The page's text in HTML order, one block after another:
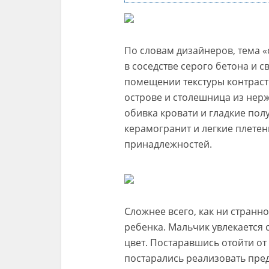
По словам дизайнеров, тема
в соседстве серого бетона и
помещении текстуры
острове и столешница из
обивка кровати и гладкие
керамогранит и легкие
принадлежностей.
Сложнее всего, как ни
ребенка. Мальчик
цвет. Постаравшись отойти
постарались реализовать